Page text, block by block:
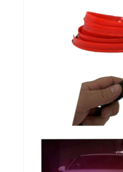
del producto